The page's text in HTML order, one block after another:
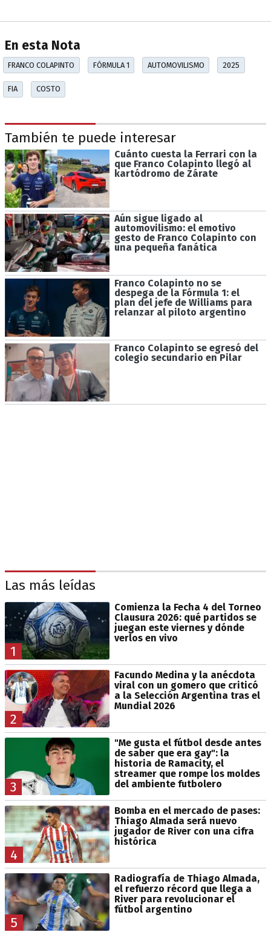
En esta Nota
FRANCO COLAPINTO FÓRMULA 1 AUTOMOVILISMO 2025
FIA COSTO
También te puede interesar
Cuánto cuesta la Ferrari con la
que Franco Colapinto llegó al
kartódromo de Zárate
Aún sigue ligado al
automovilismo: el emotivo
gesto de Franco Colapinto con
una pequeña fanática
Franco Colapinto no se
despega de la Fórmula 1: el
plan del jefe de Williams para
relanzar al piloto argentino
Franco Colapinto se egresó del
colegio secundario en Pilar
Las más leídas
1
Comienza la Fecha 4 del Torneo
Clausura 2026: qué partidos se
juegan este viernes y dónde
verlos en vivo
2
Facundo Medina y la anécdota
viral con un gomero que criticó
a la Selección Argentina tras el
Mundial 2026
3
"Me gusta el fútbol desde antes
de saber que era gay": la
historia de Ramacity, el
streamer que rompe los moldes
del ambiente futbolero
4
Bomba en el mercado de pases:
Thiago Almada será nuevo
jugador de River con una cifra
histórica
5
Radiografía de Thiago Almada,
el refuerzo récord que llega a
River para revolucionar el
fútbol argentino